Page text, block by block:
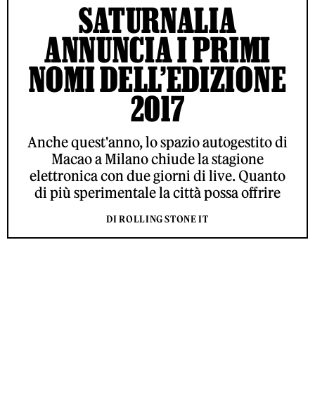
SATURNALIA
ANNUNCIA I PRIMI
NOMI DELL’EDIZIONE
2017
Anche quest'anno, lo spazio autogestito di
Macao a Milano chiude la stagione
elettronica con due giorni di live. Quanto
di più sperimentale la città possa offrire
DI ROLLING STONE IT